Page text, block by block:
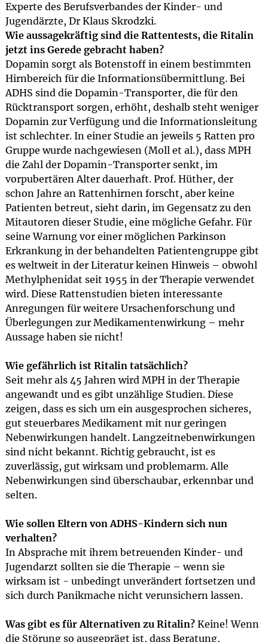
Experte des Berufsverbandes der Kinder- und
Jugendärzte, Dr Klaus Skrodzki.
Wie aussagekräftig sind die Rattentests, die Ritalin
jetzt ins Gerede gebracht haben?
Dopamin sorgt als Botenstoff in einem bestimmten
Hirnbereich für die Informationsübermittlung. Bei
ADHS sind die Dopamin-Transporter, die für den
Rücktransport sorgen, erhöht, deshalb steht weniger
Dopamin zur Verfügung und die Informationsleitung
ist schlechter. In einer Studie an jeweils 5 Ratten pro
Gruppe wurde nachgewiesen (Moll et al.), dass MPH
die Zahl der Dopamin-Transporter senkt, im
vorpubertären Alter dauerhaft. Prof. Hüther, der
schon Jahre an Rattenhirnen forscht, aber keine
Patienten betreut, sieht darin, im Gegensatz zu den
Mitautoren dieser Studie, eine mögliche Gefahr. Für
seine Warnung vor einer möglichen Parkinson
Erkrankung in der behandelten Patientengruppe gibt
es weltweit in der Literatur keinen Hinweis – obwohl
Methylphenidat seit 1955 in der Therapie verwendet
wird. Diese Rattenstudien bieten interessante
Anregungen für weitere Ursachenforschung und
Überlegungen zur Medikamentenwirkung – mehr
Aussage haben sie nicht!
Wie gefährlich ist Ritalin tatsächlich?
Seit mehr als 45 Jahren wird MPH in der Therapie
angewandt und es gibt unzählige Studien. Diese
zeigen, dass es sich um ein ausgesprochen sicheres,
gut steuerbares Medikament mit nur geringen
Nebenwirkungen handelt. Langzeitnebenwirkungen
sind nicht bekannt. Richtig gebraucht, ist es
zuverlässig, gut wirksam und problemarm. Alle
Nebenwirkungen sind überschaubar, erkennbar und
selten.
Wie sollen Eltern von ADHS-Kindern sich nun
verhalten?
In Absprache mit ihrem betreuenden Kinder- und
Jugendarzt sollten sie die Therapie – wenn sie
wirksam ist - unbedingt unverändert fortsetzen und
sich durch Panikmache nicht verunsichern lassen.
Was gibt es für Alternativen zu Ritalin?Keine! Wenn
die Störung so ausgeprägt ist, dass Beratung,